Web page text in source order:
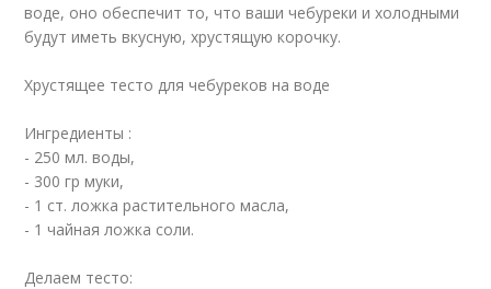
воде, оно обеспечит то, что ваши чебуреки и холодными
будут иметь вкусную, хрустящую корочку.
Хрустящее тесто для чебуреков на воде
Ингредиенты :
- 250 мл. воды,
- 300 гр муки,
- 1 ст. ложка растительного масла,
- 1 чайная ложка соли.
Делаем тесто: